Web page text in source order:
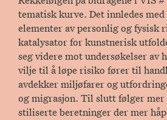
tematisk kurve. Det innledes
elementer av personlig og fysisk
katalysator for kunstnerisk
seg videre mot undersøkelser av
vilje til å løpe risiko fører til
avdekker miljøfarer og
og migrasjon. Til slutt følger
stiliserte beretninger der mer